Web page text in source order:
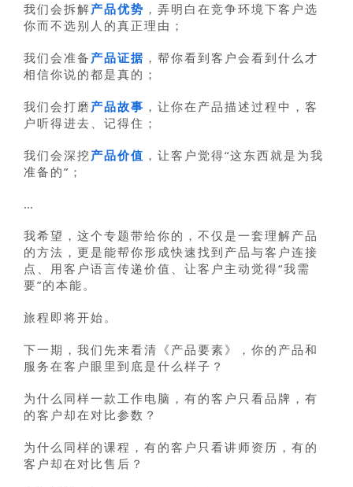
我们会拆解产品优势 ，弄明白在竞争环境下客户选
你而不选别人的真正理由；
我们会准备 产品证据 ，帮你看到客户会看到什么才
相信你说的都是真的；
我们会打磨 产品故事 ，让你在产品描述过程中，客
户听得进去、记得住；
我们会深挖产品价值 ，让客户觉得“这东西就是为我
准备的”；
…
我希望，这个专题带给你的，不仅是一套理解产品
的方法，更是能帮你形成快速找到产品与客户连接
点、用客户语言传递价值、让客户主动觉得“我需
要”的本能。
旅程即将开始。
下一期，我们先来看清《产品要素》，你的产品和
服务在客户眼里到底是什么样子？
为什么同样一款工作电脑，有的客户只看品牌，有
的客户却在对比参数？
为什么同样的课程，有的客户只看讲师资历，有的
客户却在对比售后？